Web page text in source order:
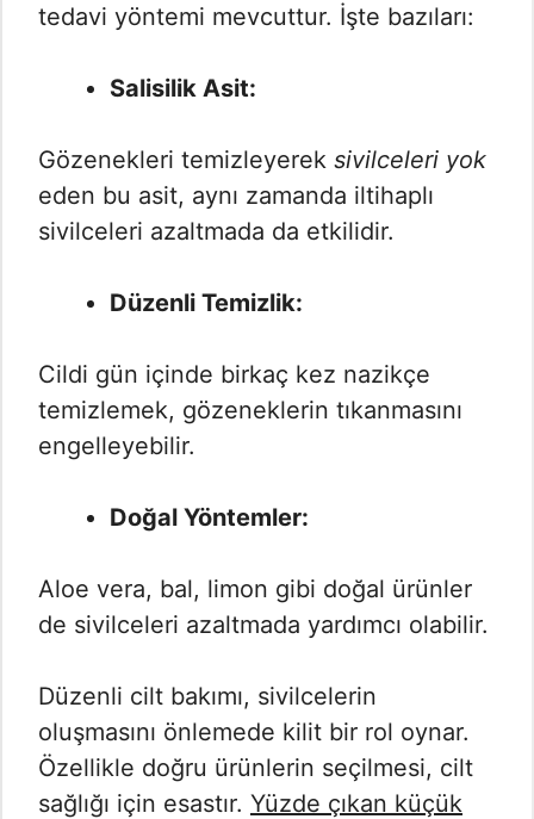
tedavi yöntemi mevcuttur. İşte bazıları:
Salisilik Asit:
Gözenekleri temizleyerek sivilceleri yok
eden bu asit, aynı zamanda iltihaplı
sivilceleri azaltmada da etkilidir.
Düzenli Temizlik:
Cildi gün içinde birkaç kez nazikçe
temizlemek, gözeneklerin tıkanmasını
engelleyebilir.
Doğal Yöntemler:
Aloe vera, bal, limon gibi doğal ürünler
de sivilceleri azaltmada yardımcı olabilir.
Düzenli cilt bakımı, sivilcelerin
oluşmasını önlemede kilit bir rol oynar.
Özellikle doğru ürünlerin seçilmesi, cilt
sağlığı için esastır. Yüzde çıkan küçük